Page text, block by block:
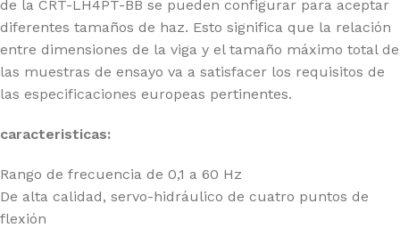
de la CRT-LH4PT-BB se pueden configurar para aceptar
diferentes tamaños de haz. Esto significa que la relación
entre dimensiones de la viga y el tamaño máximo total de
las muestras de ensayo va a satisfacer los requisitos de
las especificaciones europeas pertinentes.
caracteristicas:
Rango de frecuencia de 0,1 a 60 Hz
De alta calidad, servo-hidráulico de cuatro puntos de
flexión